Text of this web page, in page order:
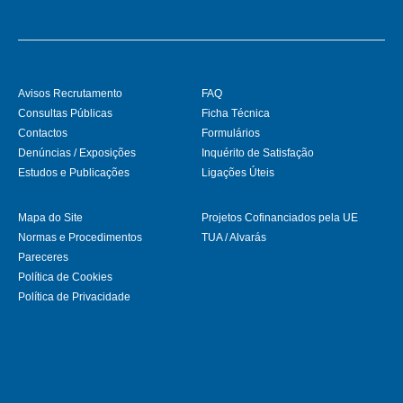
Avisos Recrutamento
Consultas Públicas
Contactos
Denúncias / Exposições
Estudos e Publicações
FAQ
Ficha Técnica
Formulários
Inquérito de Satisfação
Ligações Úteis
Mapa do Site
Normas e Procedimentos
Pareceres
Política de Cookies
Política de Privacidade
Projetos Cofinanciados pela UE
TUA / Alvarás